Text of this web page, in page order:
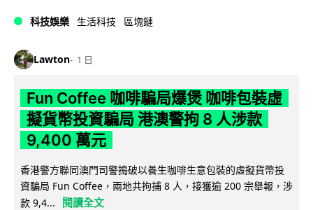
科技娛樂 生活科技 區塊鏈
Lawton 1 日
Fun Coffee 咖啡騙局爆煲 咖啡包裝虛
擬貨幣投資騙局 港澳警拘 8 人涉款
9,400 萬元
香港警方聯同澳門司警搗破以養生咖啡生意包裝的虛擬貨幣投
資騙局 Fun Coffee，兩地共拘捕 8 人，接獲逾 200 宗舉報，涉
款 9,4...
閱讀全文